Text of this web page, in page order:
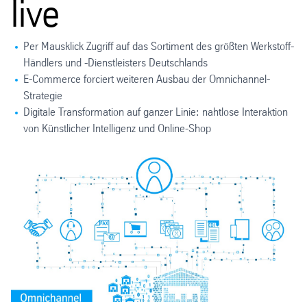
live
Per Mausklick Zugriff auf das Sortiment des größten Werkstoff-
Händlers und -Dienstleisters Deutschlands
E-Commerce forciert weiteren Ausbau der Omnichannel-
Strategie
Digitale Transformation auf ganzer Linie: nahtlose Interaktion
von Künstlicher Intelligenz und Online-Shop